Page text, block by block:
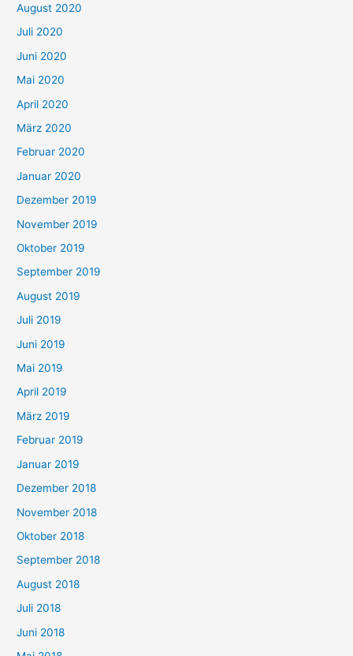
August 2020
Juli 2020
Juni 2020
Mai 2020
April 2020
März 2020
Februar 2020
Januar 2020
Dezember 2019
November 2019
Oktober 2019
September 2019
August 2019
Juli 2019
Juni 2019
Mai 2019
April 2019
März 2019
Februar 2019
Januar 2019
Dezember 2018
November 2018
Oktober 2018
September 2018
August 2018
Juli 2018
Juni 2018